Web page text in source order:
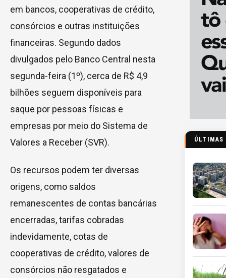
em bancos, cooperativas de crédito,
consórcios e outras instituições
financeiras. Segundo dados
divulgados pelo Banco Central nesta
segunda-feira (1º), cerca de R$ 4,9
bilhões seguem disponíveis para
saque por pessoas físicas e
empresas por meio do Sistema de
Valores a Receber (SVR).
Os recursos podem ter diversas
origens, como saldos
remanescentes de contas bancárias
encerradas, tarifas cobradas
indevidamente, cotas de
cooperativas de crédito, valores de
consórcios não resgatados e